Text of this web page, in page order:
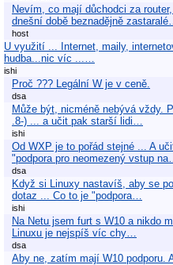
Nevím, co mají důchodci za
dnešní době beznadějně zastaralé…
host
U využití ... Internet, maily,
hudba...nic víc ...…
ishi
Proč ??? Legální W je v ceně.
dsa
Může být, nicméně nebývá vždy.
.8-) ... a učit pak starší lidi…
ishi
Od WXP je to pořád stejné ... A
"podpora pro neomezený vstup na…
dsa
Když si Linuxy nastavíš, aby se
dotaz ... Co to je "podpora…
ishi
Na Netu jsem furt s W10 a nikdo
Linuxu je nejspíš víc chy…
dsa
Aby ne, zatím mají W10 podporu.